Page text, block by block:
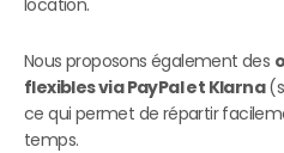
location.
Nous proposons également des
flexibles via PayPal et Klarna
ce qui permet de répartir
temps.